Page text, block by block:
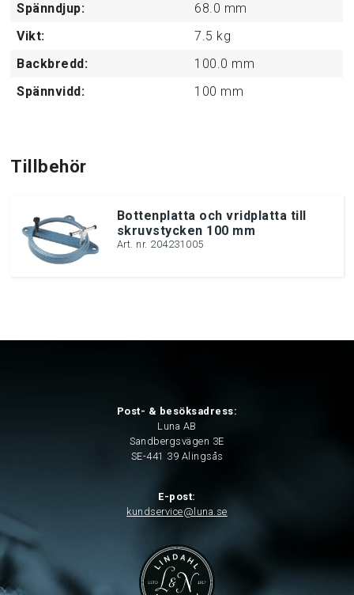
Spänndjup: 68.0 mm
Vikt:
7.5 kg
Backbredd:
100.0 mm
Spännvidd:
100 mm
Tillbehör
Bottenplatta och vridplatta till
skruvstycken 100 mm
Art. nr. 204231005
Post- & besöksadress:
Luna AB
Sandbergsvägen 3E
SE-441 39 Alingsås
E-post:
kundservice@luna.se